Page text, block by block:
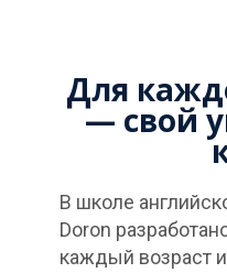
Для
— свой
В школе
Doron
каждый возраст